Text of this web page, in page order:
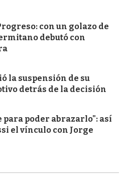
con un golazo de
debutó con
la suspensión de su
detrás de la decisión
para poder abrazarlo": así
el vínculo con Jorge